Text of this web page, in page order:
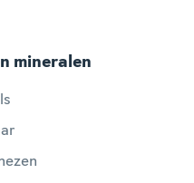
mineralen